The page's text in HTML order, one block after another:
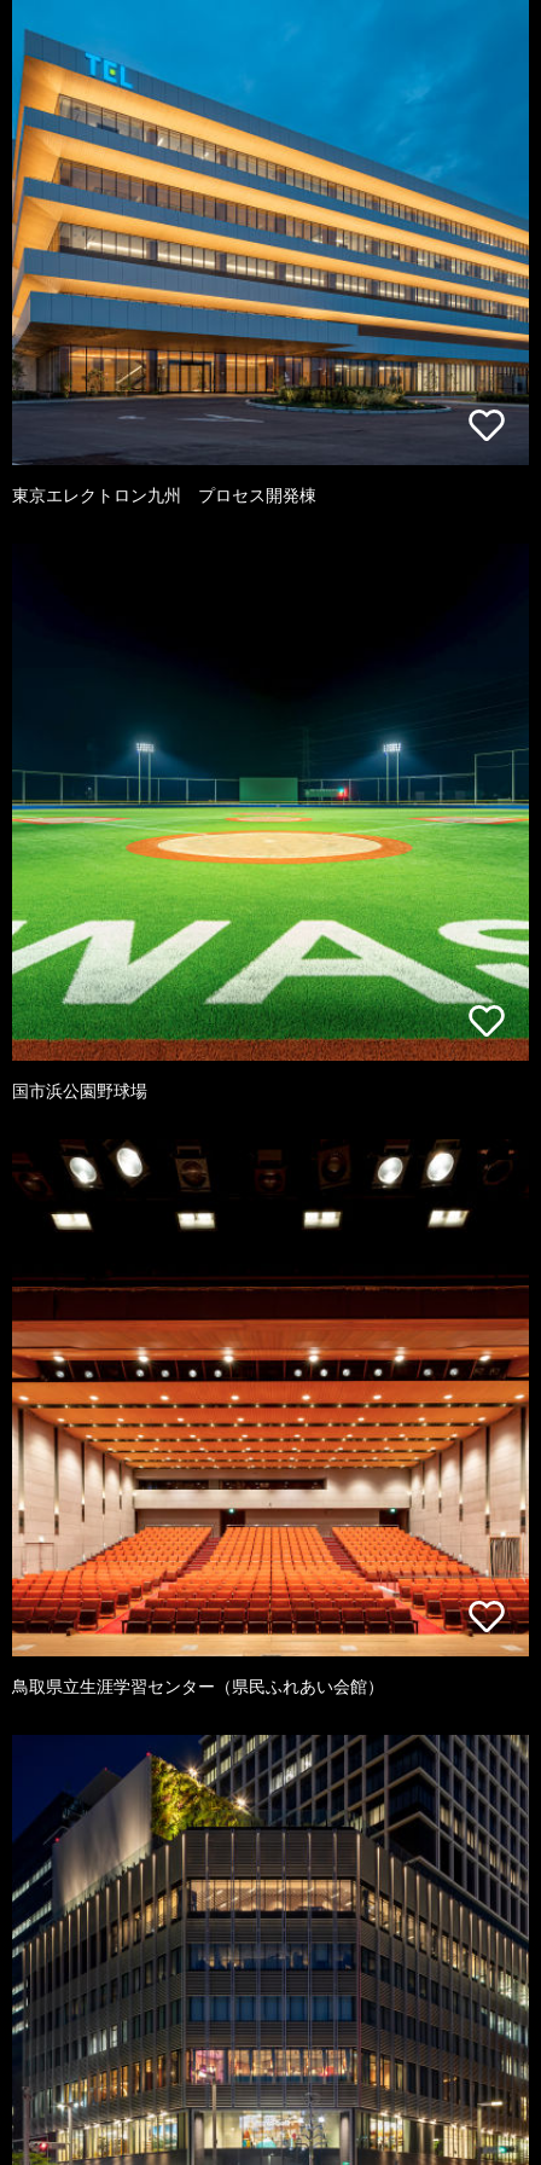
東京エレクトロン九州 プロセス開発棟
国市浜公園野球場
鳥取県立生涯学習センター（県民ふれあい会館）